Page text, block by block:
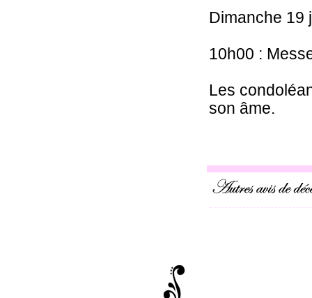
Dimanche 19
10h00 :
Les
son âme.